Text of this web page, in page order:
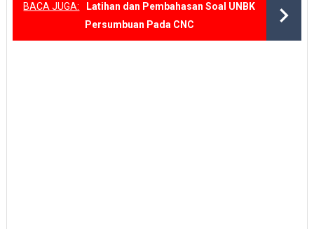
BACA JUGA:
Latihan dan Pembahasan Soal UNBK
Persumbuan Pada CNC